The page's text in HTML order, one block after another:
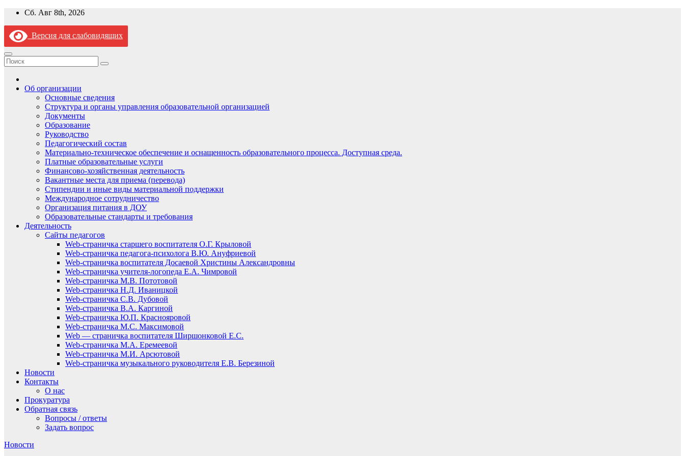
Перейти
содержимому
Сб. Авг 8th, 2026
Версия для слабовидящих
Об организации
Основные сведения
Структура и органы управления образовательной организацией
Документы
Образование
Руководство
Педагогический состав
Материально-техническое обеспечение и оснащенность образовательного процесса. Доступная среда.
Платные образовательные услуги
Финансово-хозяйственная деятельность
Вакантные места для приема (перевода)
Стипендии и иные виды материальной поддержки
Международное сотрудничество
Организация питания в ДОУ
Образовательные стандарты и требования
Деятельность
Сайты педагогов
Web-страничка старшего воспитателя О.Г. Крыловой
Web-страничка педагога-психолога В.Ю. Ануфриевой
Web-страничка воспитателя Досаевой Христины Александровны
Web-страничка учителя-логопеда Е.А. Чимровой
Web-страничка М.В. Пототовой
Web-страничка Н.Д. Иваницкой
Web-страничка С.В. Дубовой
Web-страничка В.А. Каргиной
Web-страничка Ю.П. Краснояровой
Web-страничка М.С. Максимовой
Web — страничка воспитателя Ширшонковой Е.С.
Web-страничка М.А. Еремеевой
Web-страничка М.И. Арсютовой
Web-страничка музыкального руководителя Е.В. Березиной
Новости
Контакты
О нас
Прокуратура
Обратная связь
Вопросы / ответы
Задать вопрос
Новости